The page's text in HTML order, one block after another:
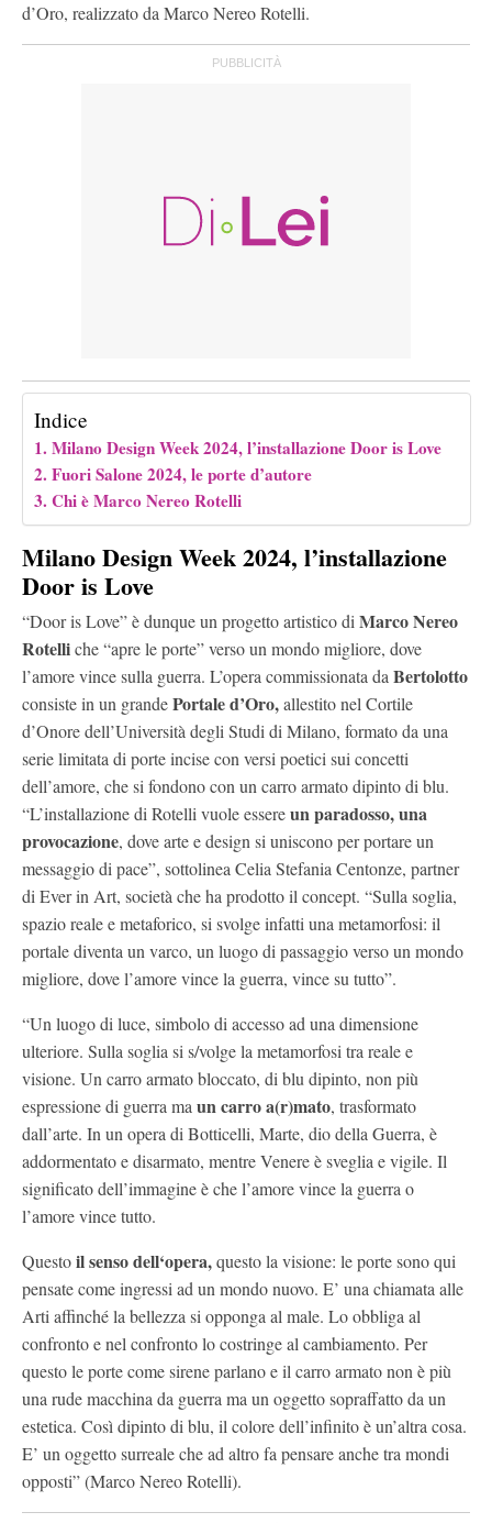
d’Oro, realizzato da Marco Nereo Rotelli.
Indice
Milano Design Week 2024, l’installazione Door is Love
Fuori Salone 2024, le porte d’autore
Chi è Marco Nereo Rotelli
Milano Design Week 2024, l’installazione
Door is Love
“Door is Love” è dunque un progetto artistico di Marco Nereo
Rotelliche “apre le porte” verso un mondo migliore, dove
l’amore vince sulla guerra. L’opera commissionata da Bertolotto
consiste in un grandePortale d’Oro,allestito nel Cortile
d’Onore dell’Università degli Studi di Milano, formato da una
serie limitata di porte incise con versi poetici sui concetti
dell’amore, che si fondono con un carro armato dipinto di blu.
“L’installazione di Rotelli vuole essereun paradosso, una
provocazione, dove arte e design si uniscono per portare un
messaggio di pace”, sottolinea Celia Stefania Centonze, partner
di Ever in Art, società che ha prodotto il concept. “Sulla soglia,
spazio reale e metaforico, si svolge infatti una metamorfosi: il
portale diventa un varco, un luogo di passaggio verso un mondo
migliore, dove l’amore vince la guerra, vince su tutto”.
“Un luogo di luce, simbolo di accesso ad una dimensione
ulteriore. Sulla soglia si s/volge la metamorfosi tra reale e
visione. Un carro armato bloccato, di blu dipinto, non più
espressione di guerra ma un carro a(r)mato, trasformato
dall’arte. In un opera di Botticelli, Marte, dio della Guerra, è
addormentato e disarmato, mentre Venere è sveglia e vigile. Il
significato dell’immagine è che l’amore vince la guerra o
l’amore vince tutto.
Questoil senso dell‘opera,questo la visione: le porte sono qui
pensate come ingressi ad un mondo nuovo. E’ una chiamata alle
Arti affinché la bellezza si opponga al male. Lo obbliga al
confronto e nel confronto lo costringe al cambiamento. Per
questo le porte come sirene parlano e il carro armato non è più
una rude macchina da guerra ma un oggetto sopraffatto da un
estetica. Così dipinto di blu, il colore dell’infinito è un’altra cosa.
E’ un oggetto surreale che ad altro fa pensare anche tra mondi
opposti” (Marco Nereo Rotelli).